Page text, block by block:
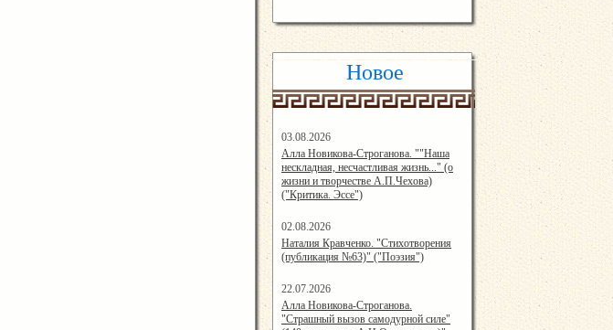
Новое
03.08.2026
14:33:45
Алла Новикова-Строганова. ""Наша
нескладная, несчастливая жизнь..." (о
жизни и творчестве А.П.Чехова)
("Критика. Эссе")
02.08.2026
12:57:00
Наталия Кравченко. "Стихотворения
(публикация №63)" ("Поэзия")
22.07.2026
15:48:05
Алла Новикова-Строганова.
"Страшный вызов самодурной силе"